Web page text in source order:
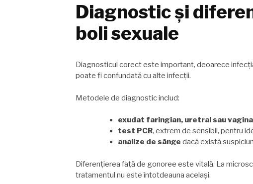
Diagnostic și
boli sexuale
Diagnosticul corect este important, deoarece
poate fi confundată cu alte infecții.
Metodele de diagnostic includ:
exudat faringian, uretral sau
test PCR, extrem de sensibil, pentru
analize de sânge dacă există
Diferențierea față de gonoree este vitală. La
tratamentul nu este întotdeauna același.